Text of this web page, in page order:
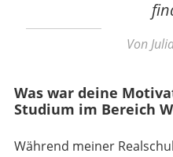
Von
Was war deine
Studium im Bereich
Während meiner